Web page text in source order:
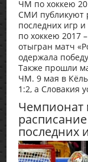
ЧМ по хоккею
СМИ публикуют
последних игр
по хоккею 2017
отыгран матч
одержала
Также прошли
ЧМ. 9 мая в
1:2, а Словакия
Чемпионат
последних